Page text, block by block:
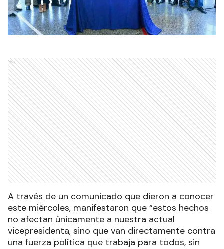
Ads
A través de un comunicado que dieron a conocer
este miércoles, manifestaron que “estos hechos
no afectan únicamente a nuestra actual
vicepresidenta, sino que van directamente contra
una fuerza política que trabaja para todos, sin